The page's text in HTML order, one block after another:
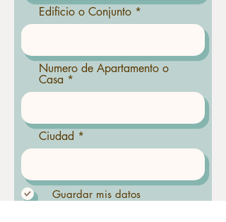
Edificio o Conjunto
Numero de Apartamento o
Casa
Ciudad
Guardar mis datos